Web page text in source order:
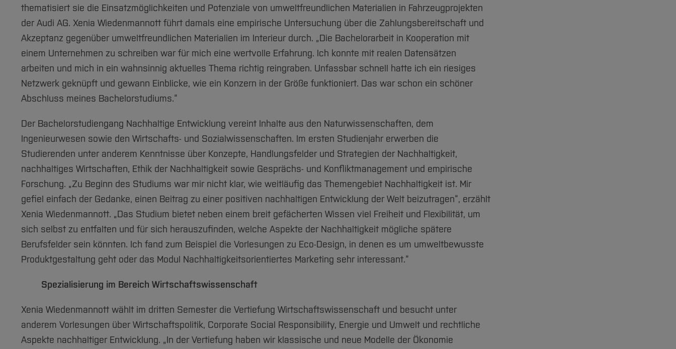
thematisiert sie die Einsatzmöglichkeiten und Potenziale von umweltfreundlichen Materialien in Fahrzeugprojekten
der Audi AG. Xenia Wiedenmannott führt damals eine empirische Untersuchung über die Zahlungsbereitschaft und
Akzeptanz gegenüber umweltfreundlichen Materialien im Interieur durch. „Die Bachelorarbeit in Kooperation mit
einem Unternehmen zu schreiben war für mich eine wertvolle Erfahrung. Ich konnte mit realen Datensätzen
arbeiten und mich in ein wahnsinnig aktuelles Thema richtig reingraben. Unfassbar schnell hatte ich ein riesiges
Netzwerk geknüpft und gewann Einblicke, wie ein Konzern in der Größe funktioniert. Das war schon ein schöner
Abschluss meines Bachelorstudiums.“
Der Bachelorstudiengang Nachhaltige Entwicklung vereint Inhalte aus den Naturwissenschaften, dem
Ingenieurwesen sowie den Wirtschafts- und Sozialwissenschaften. Im ersten Studienjahr erwerben die
Studierenden unter anderem Kenntnisse über Konzepte, Handlungsfelder und Strategien der Nachhaltigkeit,
nachhaltiges Wirtschaften, Ethik der Nachhaltigkeit sowie Gesprächs- und Konfliktmanagement und empirische
Forschung. „Zu Beginn des Studiums war mir nicht klar, wie weitläufig das Themengebiet Nachhaltigkeit ist. Mir
gefiel einfach der Gedanke, einen Beitrag zu einer positiven nachhaltigen Entwicklung der Welt beizutragen“, erzählt
Xenia Wiedenmannott. „Das Studium bietet neben einem breit gefächerten Wissen viel Freiheit und Flexibilität, um
sich selbst zu entfalten und für sich herauszufinden, welche Aspekte der Nachhaltigkeit mögliche spätere
Berufsfelder sein könnten. Ich fand zum Beispiel die Vorlesungen zu Eco-Design, in denen es um umweltbewusste
Produktgestaltung geht oder das Modul Nachhaltigkeitsorientiertes Marketing sehr interessant.“
Spezialisierung im Bereich Wirtschaftswissenschaft
Xenia Wiedenmannott wählt im dritten Semester die Vertiefung Wirtschaftswissenschaft und besucht unter
anderem Vorlesungen über Wirtschaftspolitik, Corporate Social Responsibility, Energie und Umwelt und rechtliche
Aspekte nachhaltiger Entwicklung. „In der Vertiefung haben wir klassische und neue Modelle der Ökonomie